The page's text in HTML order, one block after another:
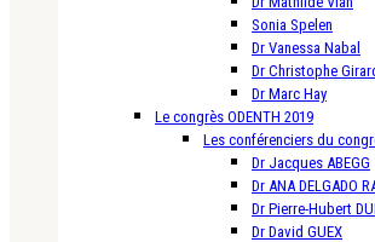
Sonia Spelen
Dr Vanessa Nabal
Dr Christophe
Dr Marc Hay
Le congrès ODENTH 2019
Les conférenciers du
Dr Jacques ABEGG
Dr ANA DELGADO
Dr Pierre-Hubert
Dr David GUEX